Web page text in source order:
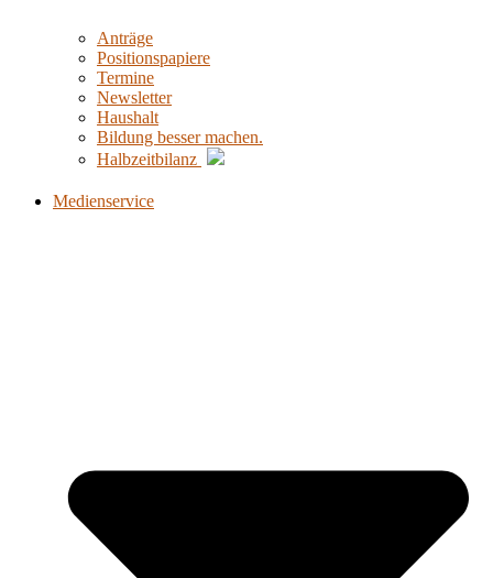
Anträge
Positionspapiere
Termine
Newsletter
Haushalt
Bildung besser machen.
Halbzeitbilanz
Medienservice